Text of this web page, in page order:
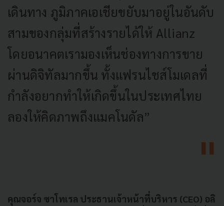
เดินทาง ภูมิภาคเอเชียขยับมาอยู่ในอันดับ
สามของกลุ่มที่สร้างรายได้ให้ Allianz
โดยอนาคตเรามองเห็นช่องทางการขาย
ผ่านดิจิทัลมากขึ้น ทั้งแฟรนไชส์โมเดลที่
กำลังอยากทำให้เกิดขึ้นในประเทศไทย
ลองให้คิดภาพถึงแมคโนดัล”
คุณจอร์จ ซาโทเรล ประธานเจ้าหน้าที่บริหาร (CEO) อลิ